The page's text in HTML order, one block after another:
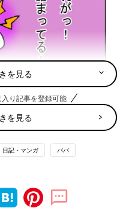
を見る
り記事を登録可能
を見る
日記・マンガ パパ